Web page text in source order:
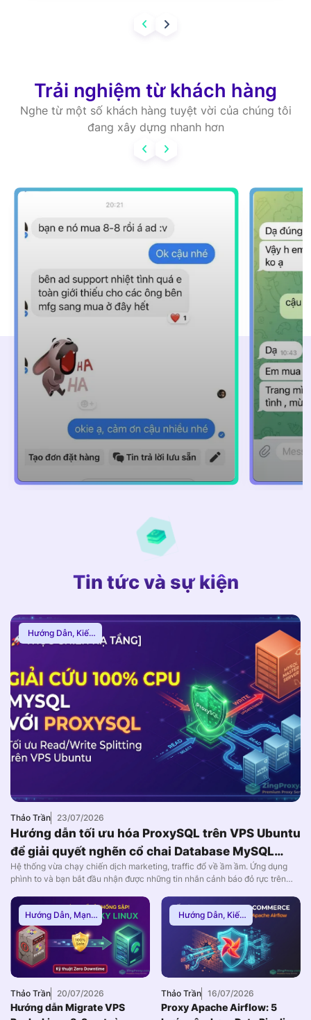
Trải nghiệm từ khách hàng
Nghe từ một số khách hàng tuyệt vời của chúng tôi
đang xây dựng nhanh hơn
Tin tức và sự kiện
Hướng Dẫn, Kiến
Thức Proxy
Thảo Trần 23/07/2026
Hướng dẫn tối ưu hóa ProxySQL trên VPS Ubuntu
để giải quyết nghẽn cổ chai Database MySQL
(2026)
Hệ thống vừa chạy chiến dịch marketing, traffic đổ về ầm ầm. Ứng dụng
phình to và bạn bắt đầu nhận được những tin nhắn cảnh báo đỏ rực trên
many connections hoặc 502/504 Gateway Timeout xuất hiện dày đặc, dẫn
đến […]
Hướng Dẫn, Mạng
Internnet
Thảo Trần 20/07/2026
Hướng dẫn Migrate VPS
Hướng Dẫn, Kiến
Thức Proxy,Proxy
Dân Cư
Thảo Trần 16/07/2026
Proxy Apache Airflow: 5